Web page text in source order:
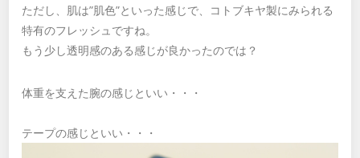
ただし、肌は”肌色”といった感じで、コトブキヤ製にみられる
特有のフレッシュですね。
もう少し透明感のある感じが良かったのでは？
体重を支えた腕の感じといい・・・
テープの感じといい・・・